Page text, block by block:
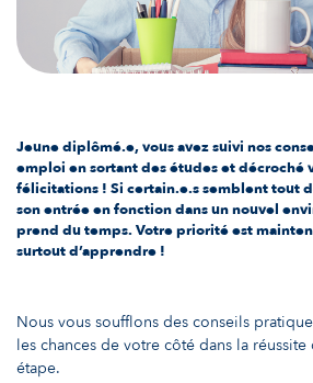
Jeune diplômé.e, vous avez suivi nos
emploi en sortant des études et décroché
félicitations ! Si certain.e.s semblent tout
son entrée en fonction dans un nouvel
prend du temps. Votre priorité est
surtout d’apprendre !
Nous vous soufflons des conseils
les chances de votre côté dans la
étape.